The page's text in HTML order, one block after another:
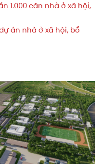
1.000 căn nhà ở xã hội,
án nhà ở xã hội, bổ